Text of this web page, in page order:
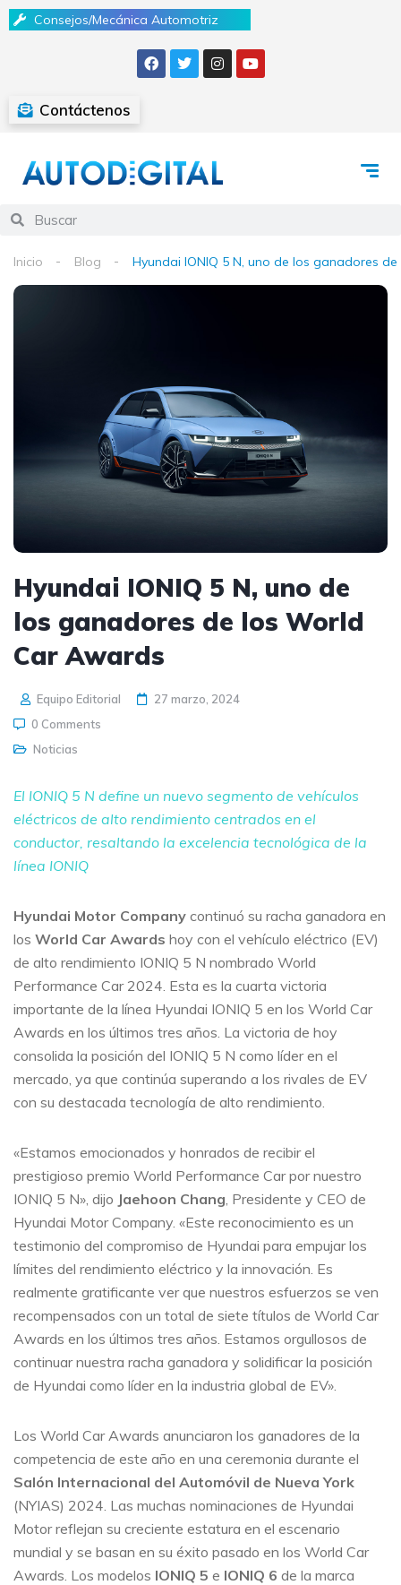
Consejos/Mecánica Automotriz
Contáctenos
Inicio Blog Hyundai IONIQ 5 N, uno de los ganadores
Hyundai IONIQ 5 N, uno de
los ganadores de los World
Car Awards
Equipo Editorial
27 marzo, 2024
0 Comments
Noticias
El IONIQ 5 N define un nuevo segmento de vehículos
eléctricos de alto rendimiento centrados en el
conductor, resaltando la excelencia tecnológica de la
línea IONIQ
Hyundai Motor Company continuó su racha ganadora en
los World Car Awards hoy con el vehículo eléctrico (EV)
de alto rendimiento IONIQ 5 N nombrado World
Performance Car 2024. Esta es la cuarta victoria
importante de la línea Hyundai IONIQ 5 en los World Car
Awards en los últimos tres años. La victoria de hoy
consolida la posición del IONIQ 5 N como líder en el
mercado, ya que continúa superando a los rivales de EV
con su destacada tecnología de alto rendimiento.
«Estamos emocionados y honrados de recibir el
prestigioso premio World Performance Car por nuestro
IONIQ 5 N», dijo Jaehoon Chang , Presidente y CEO de
Hyundai Motor Company. «Este reconocimiento es un
testimonio del compromiso de Hyundai para empujar los
límites del rendimiento eléctrico y la innovación. Es
realmente gratificante ver que nuestros esfuerzos se ven
recompensados con un total de siete títulos de World Car
Awards en los últimos tres años. Estamos orgullosos de
continuar nuestra racha ganadora y solidificar la posición
de Hyundai como líder en la industria global de EV».
Los World Car Awards anunciaron los ganadores de la
competencia de este año en una ceremonia durante el
Salón Internacional del Automóvil de Nueva York
(NYIAS) 2024. Las muchas nominaciones de Hyundai
Motor reflejan su creciente estatura en el escenario
mundial y se basan en su éxito pasado en los World Car
Awards. Los modelos IONIQ 5 e IONIQ 6 de la marca